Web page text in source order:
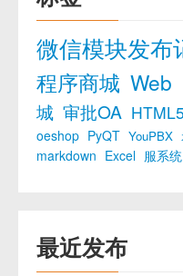
微信模块发布
程序商城 Web
城 审批OA HTML5
oeshop PyQT YouPBX
markdown Excel 服系统
最近发布